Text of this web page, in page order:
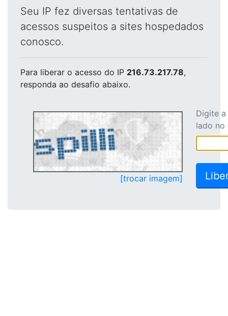
Seu IP fez diversas tentativas de
acessos suspeitos a sites hospedados
conosco.
Para liberar o acesso do IP 216.73.217.78,
responda ao desafio abaixo.
[trocar imagem]
Digite
lado no